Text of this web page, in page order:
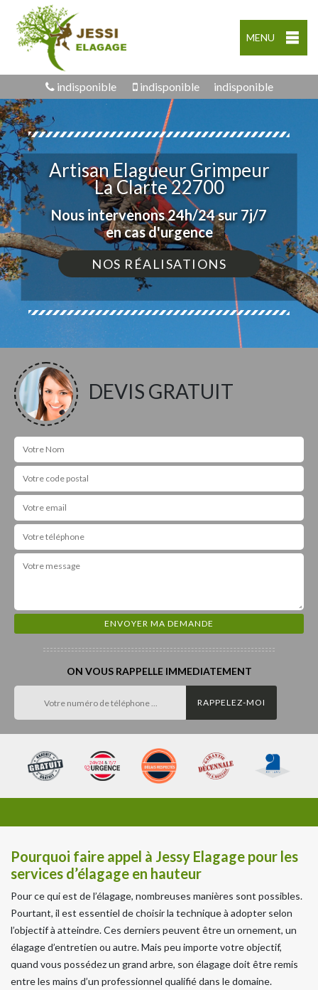
MENU
indisponible indisponible indisponible
Artisan Elagueur Grimpeur
La Clarte 22700
Nous intervenons 24h/24 sur 7j/7
en cas d'urgence
NOS RÉALISATIONS
DEVIS GRATUIT
ON VOUS RAPPELLE IMMEDIATEMENT
Pourquoi faire appel à Jessy Elagage pour les
services d’élagage en hauteur
Pour ce qui est de l’élagage, nombreuses manières sont possibles.
Pourtant, il est essentiel de choisir la technique à adopter selon
l’objectif à atteindre. Ces derniers peuvent être un ornement, un
élagage d’entretien ou autre. Mais peu importe votre objectif,
quand vous possédez un grand arbre, son élagage doit être remis
entre les mains d’un professionnel qualifié dans le domaine.